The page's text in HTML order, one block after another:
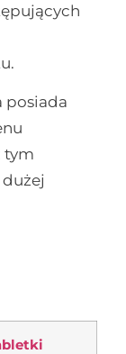
posiada
tym